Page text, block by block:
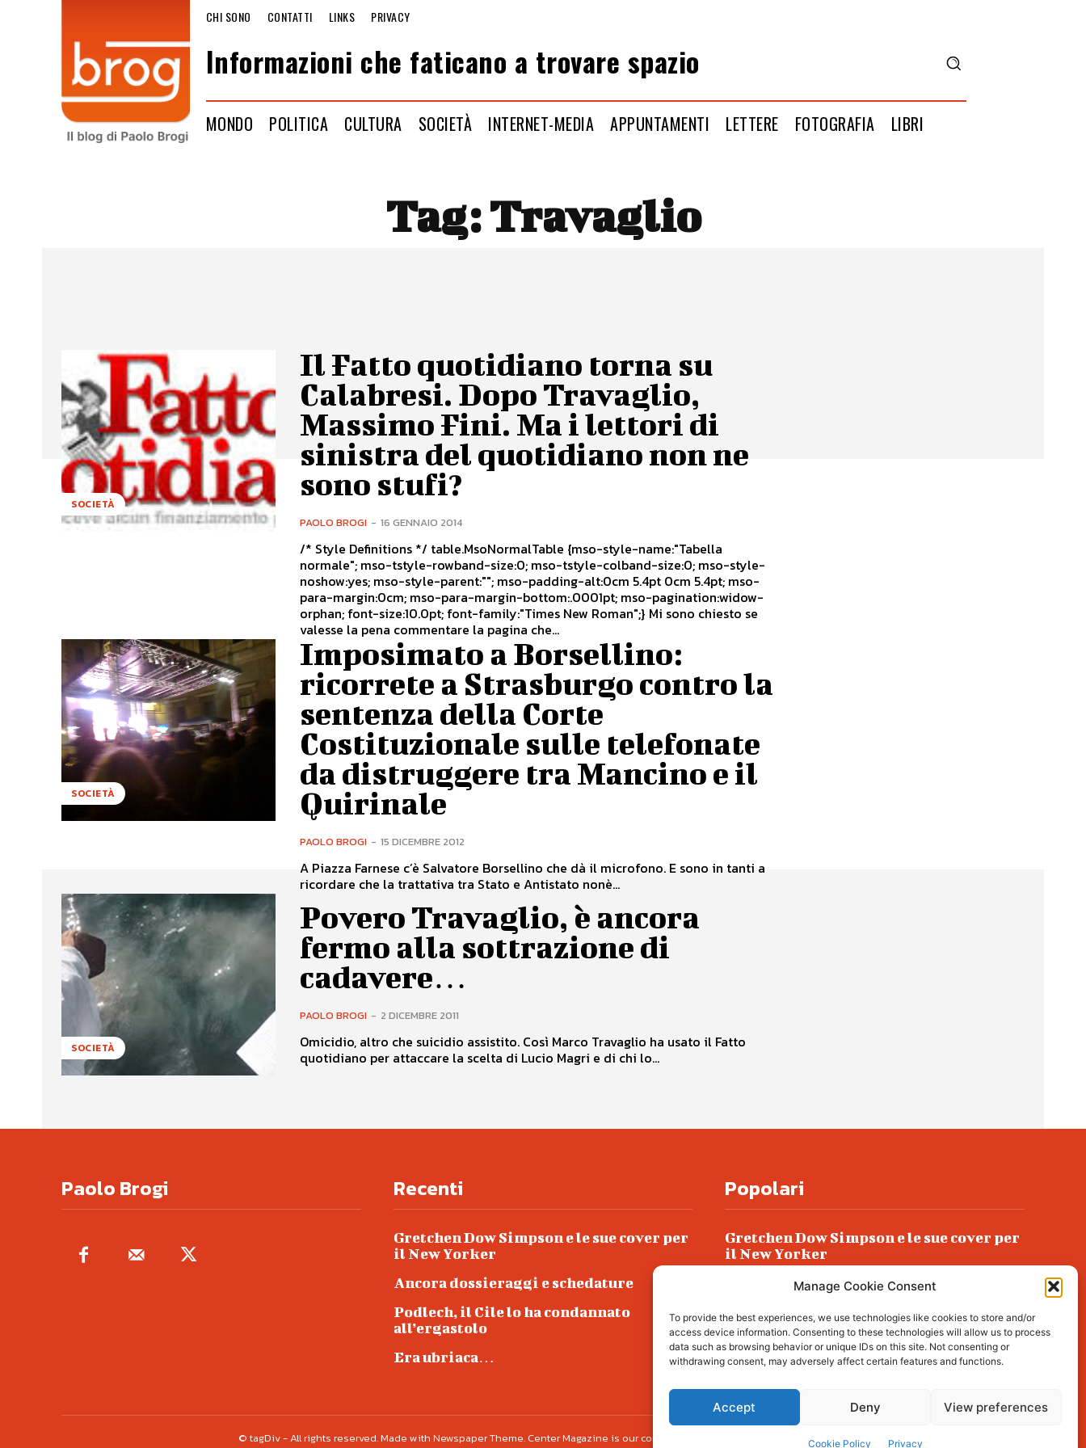
Manage Cookie Consent
To provide the best experiences, we use technologies like cookies to store and/or
access device information. Consenting to these technologies will allow us to process
data such as browsing behavior or unique IDs on this site. Not consenting or
withdrawing consent, may adversely affect certain features and functions.
Accept Deny View preferences
Cookie Policy Privacy
CHI SONO CONTATTI LINKS PRIVACY
Informazioni che faticano a trovare spazio
MONDO POLITICA CULTURA SOCIETÀ INTERNET-MEDIA APPUNTAMENTI LETTERE FOTOGRAFIA LIBRI
Tag:Travaglio
SOCIETÀ
Il Fatto quotidiano torna su
Calabresi. Dopo Travaglio,
Massimo Fini. Ma i lettori di
sinistra del quotidiano non ne
sono stufi?
PAOLO BROGI - 16 GENNAIO 2014
/* Style Definitions */ table.MsoNormalTable {mso-style-name:"Tabella
normale"; mso-tstyle-rowband-size:0; mso-tstyle-colband-size:0; mso-style-
noshow:yes; mso-style-parent:""; mso-padding-alt:0cm 5.4pt 0cm 5.4pt; mso-
para-margin:0cm; mso-para-margin-bottom:.0001pt; mso-pagination:widow-
orphan; font-size:10.0pt; font-family:"Times New Roman";} Mi sono chiesto se
valesse la pena commentare la pagina che...
SOCIETÀ
Imposimato a Borsellino:
ricorrete a Strasburgo contro la
sentenza della Corte
Costituzionale sulle telefonate
da distruggere tra Mancino e il
Quirinale
PAOLO BROGI - 15 DICEMBRE 2012
A Piazza Farnese c’è Salvatore Borsellino che dà il microfono. E sono in tanti a
ricordare che la trattativa tra Stato e Antistato nonè...
SOCIETÀ
Povero Travaglio, è ancora
fermo alla sottrazione di
cadavere…
PAOLO BROGI - 2 DICEMBRE 2011
Omicidio, altro che suicidio assistito. Così Marco Travaglio ha usato il Fatto
quotidiano per attaccare la scelta di Lucio Magri e di chi lo...
Paolo Brogi Recenti
Gretchen Dow Simpson e le sue cover per
il New Yorker
Ancora dossieraggi e schedature
Podlech, il Cile lo ha condannato
all’ergastolo
Era ubriaca…
Popolari
Gretchen Dow Simpson e le sue cover per
il New Yorker
Ancora dossieraggi e schedature
Podlech, il Cile lo ha condannato
all’ergastolo
Era ubriaca…
© tagDiv - All rights reserved. Made with Newspaper Theme. Center Magazine is our complete News Portal about living, lifestyle,